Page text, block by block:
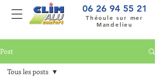
06 26 94 55 21
Théoule sur mer
Mandelieu
Post
Tous les posts